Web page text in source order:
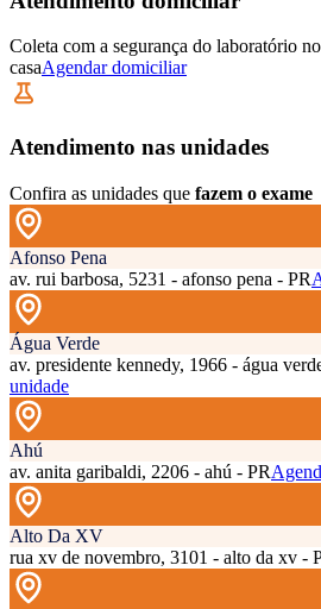
Coleta com a segurança do laboratório
casaAgendar domiciliar
Atendimento nas unidades
Confira as unidades que fazem o exame
Afonso Pena
av. rui barbosa, 5231 - afonso pena - PR
Água Verde
av. presidente kennedy, 1966 - água
unidade
Ahú
av. anita garibaldi, 2206 - ahú - PR
Alto Da XV
rua xv de novembro, 3101 - alto da xv -